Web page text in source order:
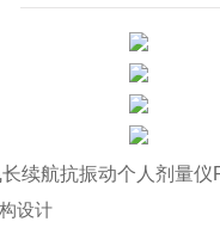
续航抗振动个人剂量仪
设计